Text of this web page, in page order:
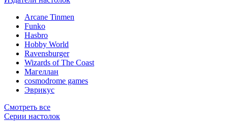
Arcane Tinmen
Funko
Hasbro
Hobby World
Ravensburger
Wizards of The Coast
Магеллан
сosmodrome games
Эврикус
Смотреть все
Серии настолок